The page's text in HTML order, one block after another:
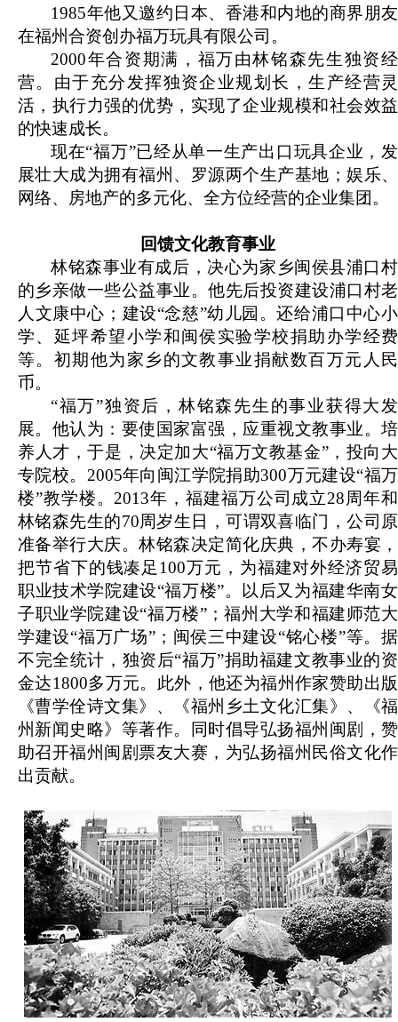
1985年他又邀约日本、香港和内地的商界朋友
在福州合资创办福万玩具有限公司。
2000年合资期满，福万由林铭森先生独资经
营。由于充分发挥独资企业规划长，生产经营灵
活，执行力强的优势，实现了企业规模和社会效益
的快速成长。
现在“福万”已经从单一生产出口玩具企业，发
展壮大成为拥有福州、罗源两个生产基地；娱乐、
网络、房地产的多元化、全方位经营的企业集团。
回馈文化教育事业
林铭森事业有成后，决心为家乡闽侯县浦口村
的乡亲做一些公益事业。他先后投资建设浦口村老
人文康中心；建设“念慈”幼儿园。还给浦口中心小
学、延坪希望小学和闽侯实验学校捐助办学经费
等。初期他为家乡的文教事业捐献数百万元人民
币。
“福万”独资后，林铭森先生的事业获得大发
展。他认为：要使国家富强，应重视文教事业。培
养人才，于是，决定加大“福万文教基金”，投向大
专院校。2005年向闽江学院捐助300万元建设“福万
楼”教学楼。2013年，福建福万公司成立28周年和
林铭森先生的70周岁生日，可谓双喜临门，公司原
准备举行大庆。林铭森决定简化庆典，不办寿宴，
把节省下的钱凑足100万元，为福建对外经济贸易
职业技术学院建设“福万楼”。以后又为福建华南女
子职业学院建设“福万楼”；福州大学和福建师范大
学建设“福万广场”；闽侯三中建设“铭心楼”等。据
不完全统计，独资后“福万”捐助福建文教事业的资
金达1800多万元。此外，他还为福州作家赞助出版
《曹学佺诗文集》、《福州乡土文化汇集》、《福
州新闻史略》等著作。同时倡导弘扬福州闽剧，赞
助召开福州闽剧票友大赛，为弘扬福州民俗文化作
出贡献。